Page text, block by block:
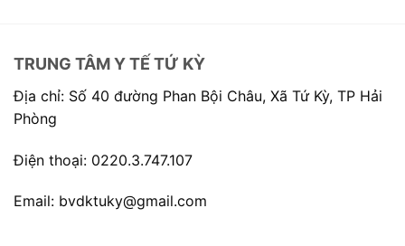
TRUNG TÂM Y TẾ TỨ KỲ
Địa chỉ: Số 40 đường Phan Bội Châu, Xã Tứ Kỳ, TP Hải
Phòng
Điện thoại: 0220.3.747.107
Email: bvdktuky@gmail.com